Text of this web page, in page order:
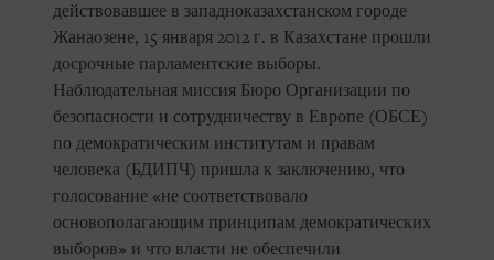
действовавшее в западноказахстанском городе
Жанаозене, 15 января 2012 г. в Казахстане прошли
досрочные парламентские выборы.
Наблюдательная миссия Бюро Организации по
безопасности и сотрудничеству в Европе (ОБСЕ)
по демократическим институтам и правам
человека (БДИПЧ) пришла к заключению, что
голосование «не соответствовало
основополагающим принципам демократических
выборов» и что власти не обеспечили